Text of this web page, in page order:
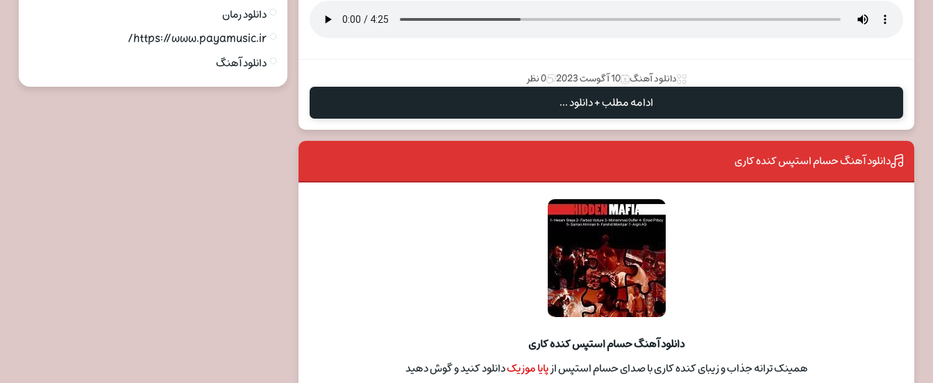
دانلود آهنگ 10 آگوست 2023 0 نظر
ادامه مطلب + دانلود ...
دانلود آهنگ حسام استپس کنده کاری
دانلود آهنگ حسام استپس کنده کاری
همینک ترانه جذاب و زیبای کنده کاری با صدای حسام استپس ازپایا موزیکدانلود کنید و گوش دهید
دانلود رمان
https://www.payamusic.ir/
دانلود آهنگ